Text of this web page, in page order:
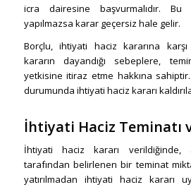
icra dairesine başvurmalıdır.
yapılmazsa karar geçersiz hale gelir.
Borçlu, ihtiyati haciz kararına
kararın dayandığı sebeplere,
yetkisine itiraz etme hakkına
durumunda ihtiyati haciz kararı
İhtiyati Haciz Teminatı
İhtiyati haciz kararı verildiğinde,
tarafından belirlenen bir teminat
yatırılmadan ihtiyati haciz kararı